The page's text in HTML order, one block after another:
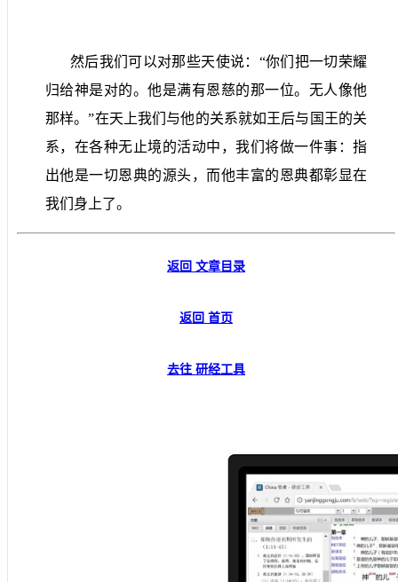
然后我们可以对那些天使说：“你们把一切荣耀
归给神是对的。他是满有恩慈的那一位。无人像他
那样。”在天上我们与他的关系就如王后与国王的关
系，在各种无止境的活动中，我们将做一件事：指
出他是一切恩典的源头，而他丰富的恩典都彰显在
我们身上了。
返回 文章目录
返回 首页
去往 研经工具